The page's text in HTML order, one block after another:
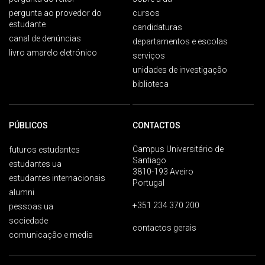
pergunta ao provedor do
estudante
canal de denúncias
livro amarelo eletrónico
cursos
candidaturas
departamentos e escolas
serviços
unidades de investigação
biblioteca
PÚBLICOS
futuros estudantes
estudantes ua
estudantes internacionais
alumni
pessoas ua
sociedade
comunicação e media
CONTACTOS
Campus Universitário de
Santiago
3810-193 Aveiro
Portugal
+351 234 370 200
contactos gerais